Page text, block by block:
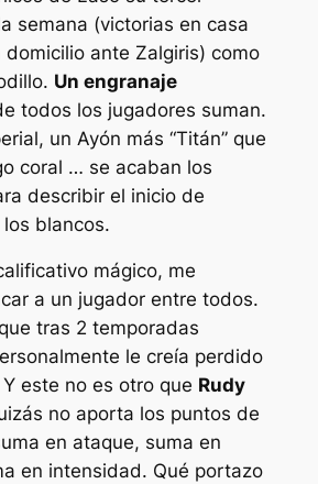
semana (victorias en casa
domicilio ante Zalgiris) como
Un engranaje
todos los jugadores suman.
un Ayón más “Titán” que
coral … se acaban los
describir el inicio de
blancos.
mágico, me
a un jugador entre todos.
tras 2 temporadas
le creía perdido
este no es otro que Rudy
no aporta los puntos de
en ataque, suma en
en intensidad. Qué portazo